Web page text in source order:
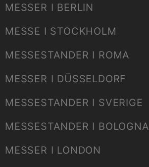
MESSER I BERLIN
MESSE I STOCKHOLM
MESSESTANDER I ROMA
MESSER I DÜSSELDORF
MESSESTANDER I SVERIGE
MESSESTANDER I BOLOGNA
MESSER I LONDON